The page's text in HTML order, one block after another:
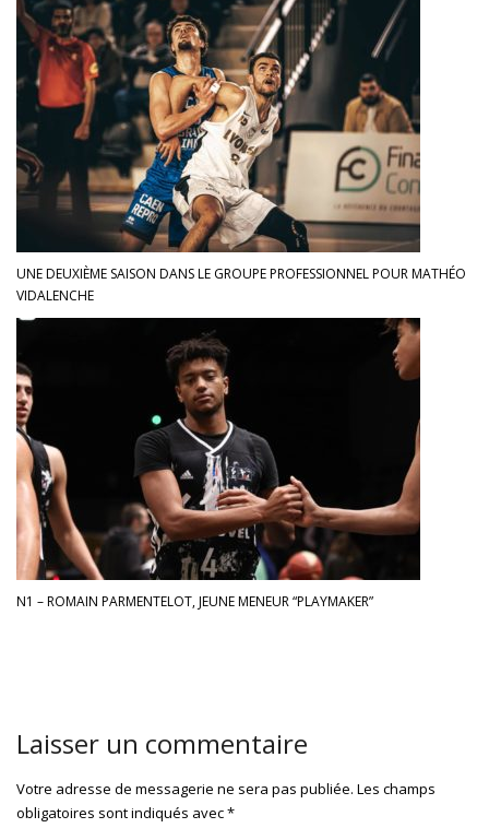
UNE DEUXIÈME SAISON DANS LE GROUPE PROFESSIONNEL POUR MATHÉO
VIDALENCHE
N1 – ROMAIN PARMENTELOT, JEUNE MENEUR “PLAYMAKER”
Laisser un commentaire
Votre adresse de messagerie ne sera pas publiée. Les champs
obligatoires sont indiqués avec*